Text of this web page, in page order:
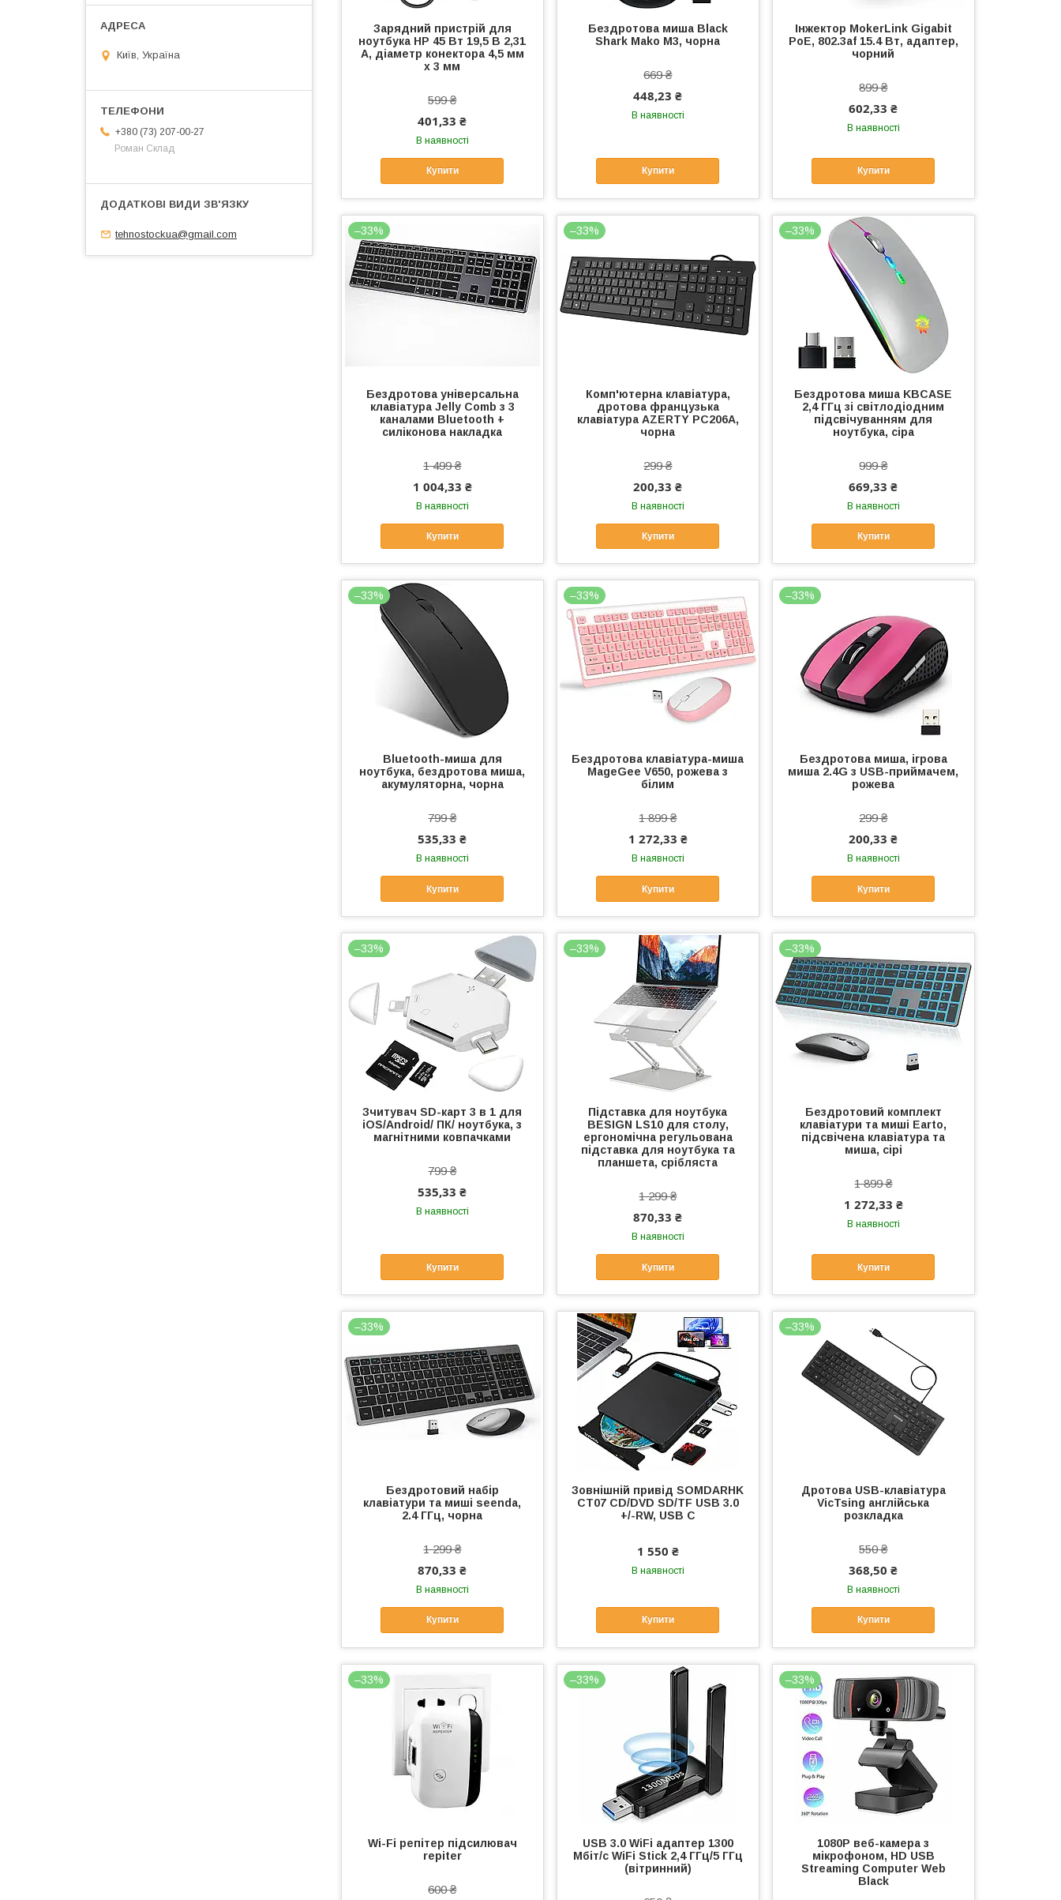
Зарядний пристрій для
ноутбука HP 45 Вт 19,5 В 2,31
А, діаметр конектора 4,5 мм
x 3 мм
599 ₴
401,33 ₴
В наявності
Купити
Бездротова миша Black
Shark Mako M3, чорна
669 ₴
448,23 ₴
В наявності
Купити
Інжектор MokerLink Gigabit
PoE, 802.3af 15.4 Вт, адаптер,
чорний
899 ₴
602,33 ₴
В наявності
Купити
–33%
Бездротова універсальна
клавіатура Jelly Comb з 3
каналами Bluetooth +
силіконова накладка
1 499 ₴
1 004,33 ₴
В наявності
Купити
–33%
Комп'ютерна клавіатура,
дротова французька
клавіатура AZERTY PC206A,
чорна
299 ₴
200,33 ₴
В наявності
Купити
–33%
Бездротова миша KBCASE
2,4 ГГц зі світлодіодним
підсвічуванням для
ноутбука, сіра
999 ₴
669,33 ₴
В наявності
Купити
–33%
Bluetooth-миша для
ноутбука, бездротова миша,
акумуляторна, чорна
799 ₴
535,33 ₴
В наявності
Купити
–33%
Бездротова клавіатура-миша
MageGee V650, рожева з
білим
1 899 ₴
1 272,33 ₴
В наявності
Купити
–33%
Бездротова миша, ігрова
миша 2.4G з USB-приймачем,
рожева
299 ₴
200,33 ₴
В наявності
Купити
–33%
Зчитувач SD-карт 3 в 1 для
iOS/Android/ ПК/ ноутбука, з
магнітними ковпачками
799 ₴
535,33 ₴
В наявності
Купити
–33%
Підставка для ноутбука
BESIGN LS10 для столу,
ергономічна регульована
підставка для ноутбука та
планшета, срібляста
1 299 ₴
870,33 ₴
В наявності
Купити
–33%
Бездротовий комплект
клавіатури та миші Earto,
підсвічена клавіатура та
миша, сірі
1 899 ₴
1 272,33 ₴
В наявності
Купити
–33%
Бездротовий набір
клавіатури та миші seenda,
2.4 ГГц, чорна
1 299 ₴
870,33 ₴
В наявності
Купити
Зовнішній привід SOMDARHK
CT07 CD/DVD SD/TF USB 3.0
+/-RW, USB C
1 550 ₴
В наявності
Купити
–33%
Дротова USB-клавіатура
VicTsing англійська
розкладка
550 ₴
368,50 ₴
В наявності
Купити
–33%
Wi-Fi репітер підсилювач
repiter
600 ₴
–33%
USB 3.0 WiFi адаптер 1300
Мбіт/с WiFi Stick 2,4 ГГц/5 ГГц
(вітринний)
–33%
1080P веб-камера з
мікрофоном, HD USB
Streaming Computer Web
Black
Київ, Україна
+380 (73) 207-00-27
Роман Склад
tehnostockua@gmail.com